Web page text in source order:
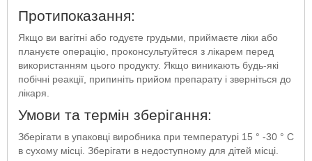
Протипоказання:
Якщо ви вагітні або годуєте грудьми, приймаєте ліки або
плануєте операцію, проконсультуйтеся з лікарем перед
використанням цього продукту. Якщо виникають будь-які
побічні реакції, припиніть прийом препарату і зверніться до
лікаря.
Умови та термін зберігання:
Зберігати в упаковці виробника при температурі 15 ° -30 ° С
в сухому місці. Зберігати в недоступному для дітей місці.